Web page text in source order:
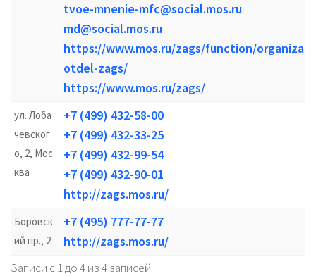
tvoe-mnenie-mfc@social.mos.ru
md@social.mos.ru
https://www.mos.ru/zags/function/
otdel-zags/
https://www.mos.ru/zags/
ул. Лоба
чевског
о, 2, Мос
ква
+7 (499) 432-58-00
+7 (499) 432-33-25
+7 (499) 432-99-54
+7 (499) 432-90-01
http://zags.mos.ru/
Боровск
ий пр., 2
+7 (495) 777-77-77
http://zags.mos.ru/
Записи с 1 до 4 из 4 записей